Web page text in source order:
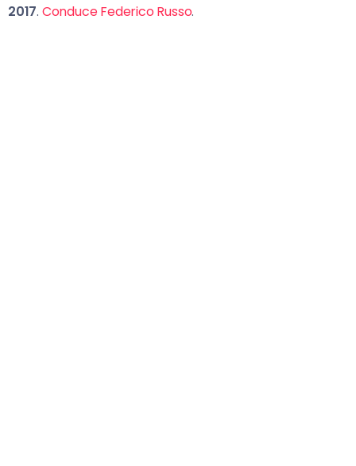
2017. Conduce Federico Russo.